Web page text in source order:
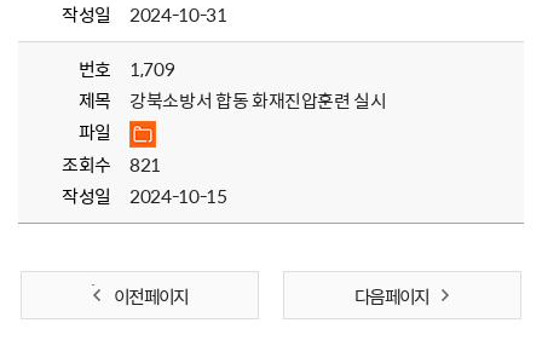
작성일
2024-10-31
번호
1,709
제목
강북소방서 합동 화재진압훈련 실시
파일
조회수
821
작성일
2024-10-15
이전 페이지 다음 페이지